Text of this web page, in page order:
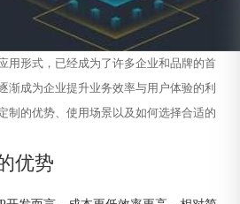
用形式，已经成为了许多企业和品牌的首
渐成为企业提升业务效率与用户体验的利
制的优势、使用场景以及如何选择合适的
优势